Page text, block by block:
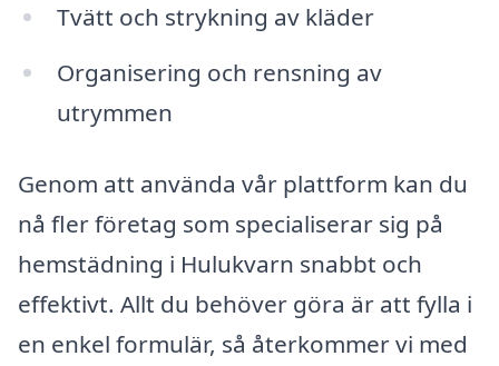
Tvätt och strykning av kläder
Organisering och rensning av
utrymmen
Genom att använda vår plattform kan du
nå fler företag som specialiserar sig på
hemstädning i Hulukvarn snabbt och
effektivt. Allt du behöver göra är att fylla i
en enkel formulär, så återkommer vi med